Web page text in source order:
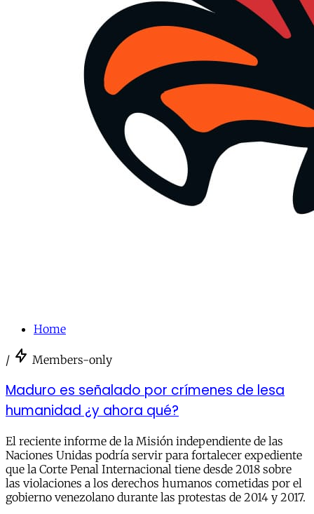
Home
/ Members-only
Maduro es señalado por crímenes de lesa
humanidad ¿y ahora qué?
El reciente informe de la Misión independiente de las
Naciones Unidas podría servir para fortalecer expediente
que la Corte Penal Internacional tiene desde 2018 sobre
las violaciones a los derechos humanos cometidas por el
gobierno venezolano durante las protestas de 2014 y 2017.